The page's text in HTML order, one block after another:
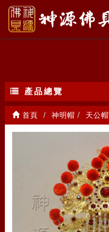
天公帽
產品總覽
首頁 神明帽 天公帽